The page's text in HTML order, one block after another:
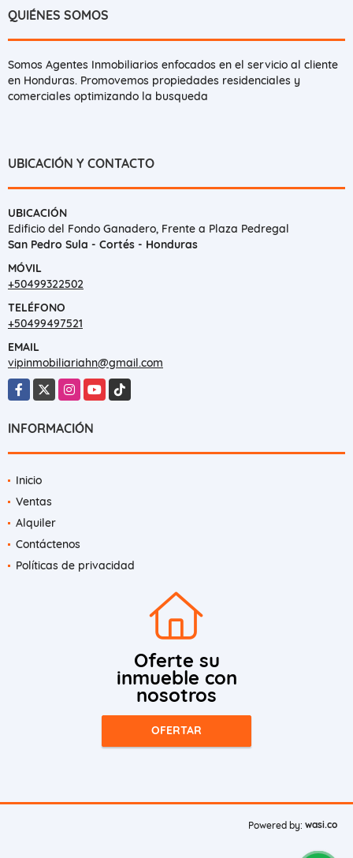
QUIÉNES SOMOS
Somos Agentes Inmobiliarios enfocados en el servicio al cliente
en Honduras. Promovemos propiedades residenciales y
comerciales optimizando la busqueda
UBICACIÓN Y CONTACTO
UBICACIÓN
Edificio del Fondo Ganadero, Frente a Plaza Pedregal
San Pedro Sula - Cortés - Honduras
MÓVIL
+50499322502
TELÉFONO
+50499497521
EMAIL
vipinmobiliariahn@gmail.com
Facebook
X InstagramYouTubeTikTok
INFORMACIÓN
Inicio
Ventas
Alquiler
Contáctenos
Políticas de privacidad
Oferte su
inmueble con
nosotros
OFERTAR
Powered by: wasi.co